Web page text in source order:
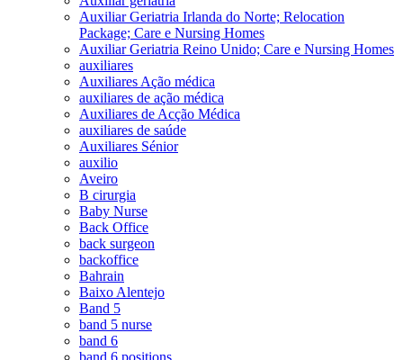
Auxiliar Geriatria Irlanda do Norte; Relocation
Package; Care e Nursing Homes
Auxiliar Geriatria Reino Unido; Care e Nursing Homes
auxiliares
Auxiliares Ação médica
auxiliares de ação médica
Auxiliares de Acção Médica
auxiliares de saúde
Auxiliares Sénior
auxilio
Aveiro
B cirurgia
Baby Nurse
Back Office
back surgeon
backoffice
Bahrain
Baixo Alentejo
Band 5
band 5 nurse
band 6
band 6 positions